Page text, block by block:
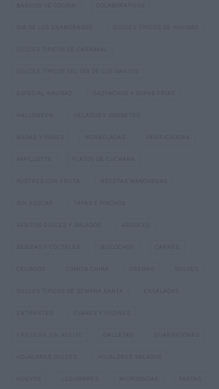
BÁSICOS DE COCINA COLABORATIVOS
DIA DE LOS ENAMORADOS DULCES TÍPICOS DE NAVIDAD
DULCES TÍPICOS DE CARNAVAL
DULCES TÍPICOS DEL DÍA DE LOS SANTOS
ESPECIAL NAVIDAD GAZPACHOS Y SOPAS FRIAS
HALLOWEEN HELADOS Y SORBETES
MASAS Y PANES MERMELADAS PANIFICADORA
PAPILLOTTE PLATOS DE CUCHARA
POSTRES CON FRUTA RECETAS MANCHEGAS
SIN AZÚCAR TAPAS Y PINCHOS
VASITOS DULCES Y SALADOS ARROCES
BEBIDAS Y CÓCTELES BIZCOCHOS CARNES
CELIACOS COMIDA CHINA CREMAS
DULCES TIPICOS DE SEMANA SANTA ENSALADAS
ENTRANTES FLANES Y PUDINES
FREIDORA SIN ACEITE GALLETAS GUARNICIONES
HOJALDRES DULCES HOJALDRES SALADOS
HUEVOS LEGUMBRES MICROONDAS PASTAS